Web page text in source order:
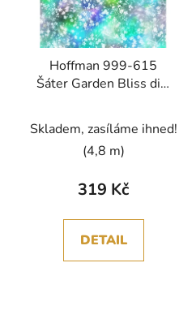
Hoffman 999-615
Šáter Garden Bliss digi
patchwork
Skladem, zasíláme ihned!
(4,8 m)
319 Kč
DETAIL